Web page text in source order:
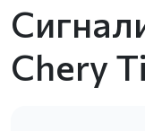
Chery